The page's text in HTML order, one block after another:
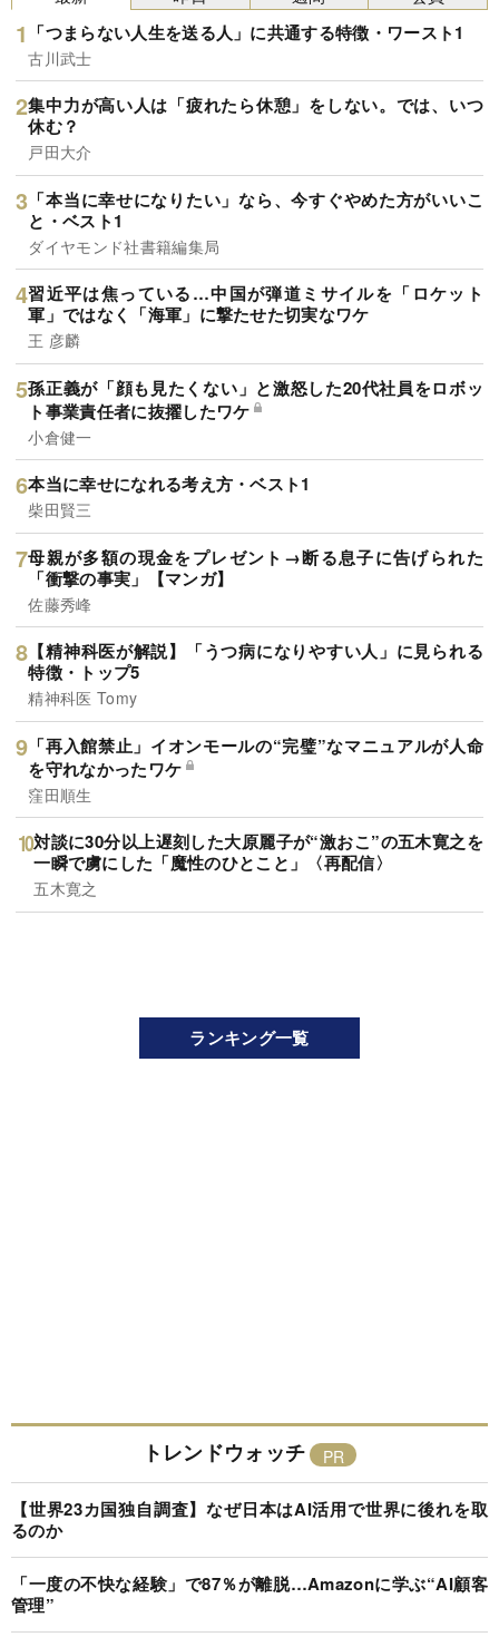
「つまらない人生を送る人」に共通する特徴・ワースト1
古川武士
集中力が高い人は「疲れたら休憩」をしない。では、いつ
休む？
戸田大介
「本当に幸せになりたい」なら、今すぐやめた方がいいこ
と・ベスト1
ダイヤモンド社書籍編集局
習近平は焦っている…中国が弾道ミサイルを「ロケット
軍」ではなく「海軍」に撃たせた切実なワケ
王 彦麟
孫正義が「顔も見たくない」と激怒した20代社員をロボッ
ト事業責任者に抜擢したワケ
小倉健一
本当に幸せになれる考え方・ベスト1
柴田賢三
母親が多額の現金をプレゼント→断る息子に告げられた
「衝撃の事実」【マンガ】
佐藤秀峰
【精神科医が解説】「うつ病になりやすい人」に見られる
特徴・トップ5
精神科医 Tomy
「再入館禁止」イオンモールの“完璧”なマニュアルが人命
を守れなかったワケ
窪田順生
対談に30分以上遅刻した大原麗子が“激おこ”の五木寛之を
一瞬で虜にした「魔性のひとこと」〈再配信〉
五木寛之
ランキング一覧
トレンドウォッチ
【世界23カ国独自調査】なぜ日本はAI活用で世界に後れを取
るのか
「一度の不快な経験」で87％が離脱…Amazonに学ぶ“AI顧客
管理”